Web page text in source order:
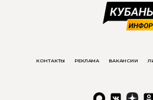
КОНТАКТЫ РЕКЛАМА ВАКАНСИИ